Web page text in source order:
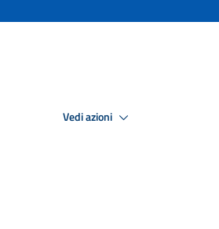
Vedi azioni